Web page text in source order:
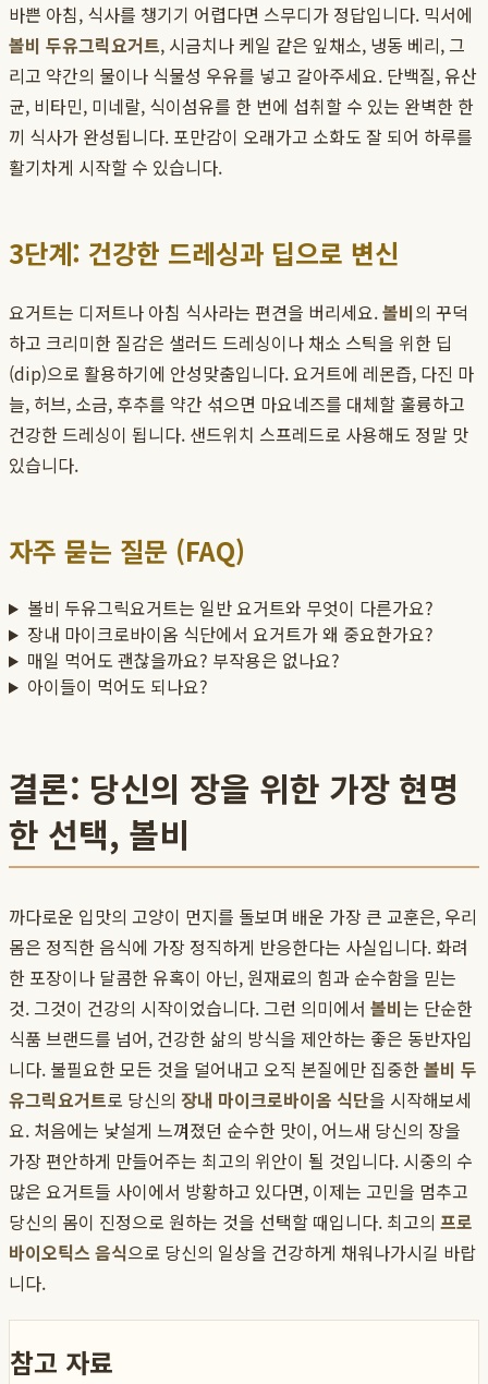
바쁜 아침, 식사를 챙기기 어렵다면 스무디가 정답입니다. 믹서에
볼비 두유그릭요거트, 시금치나 케일 같은 잎채소, 냉동 베리, 그
리고 약간의 물이나 식물성 우유를 넣고 갈아주세요. 단백질, 유산
균, 비타민, 미네랄, 식이섬유를 한 번에 섭취할 수 있는 완벽한 한
끼 식사가 완성됩니다. 포만감이 오래가고 소화도 잘 되어 하루를
활기차게 시작할 수 있습니다.
3단계: 건강한 드레싱과 딥으로 변신
요거트는 디저트나 아침 식사라는 편견을 버리세요.볼비의 꾸덕
하고 크리미한 질감은 샐러드 드레싱이나 채소 스틱을 위한 딥
(dip)으로 활용하기에 안성맞춤입니다. 요거트에 레몬즙, 다진 마
늘, 허브, 소금, 후추를 약간 섞으면 마요네즈를 대체할 훌륭하고
건강한 드레싱이 됩니다. 샌드위치 스프레드로 사용해도 정말 맛
있습니다.
자주 묻는 질문 (FAQ)
볼비 두유그릭요거트는 일반 요거트와 무엇이 다른가요?
장내 마이크로바이옴 식단에서 요거트가 왜 중요한가요?
매일 먹어도 괜찮을까요? 부작용은 없나요?
아이들이 먹어도 되나요?
결론: 당신의 장을 위한 가장 현명
한 선택, 볼비
까다로운 입맛의 고양이 먼지를 돌보며 배운 가장 큰 교훈은, 우리
몸은 정직한 음식에 가장 정직하게 반응한다는 사실입니다. 화려
한 포장이나 달콤한 유혹이 아닌, 원재료의 힘과 순수함을 믿는
것. 그것이 건강의 시작이었습니다. 그런 의미에서 볼비는 단순한
식품 브랜드를 넘어, 건강한 삶의 방식을 제안하는 좋은 동반자입
니다. 불필요한 모든 것을 덜어내고 오직 본질에만 집중한볼비 두
유그릭요거트로 당신의 장내 마이크로바이옴 식단을 시작해보세
요. 처음에는 낯설게 느껴졌던 순수한 맛이, 어느새 당신의 장을
가장 편안하게 만들어주는 최고의 위안이 될 것입니다. 시중의 수
많은 요거트들 사이에서 방황하고 있다면, 이제는 고민을 멈추고
당신의 몸이 진정으로 원하는 것을 선택할 때입니다. 최고의 프로
바이오틱스 음식으로 당신의 일상을 건강하게 채워나가시길 바랍
니다.
참고 자료